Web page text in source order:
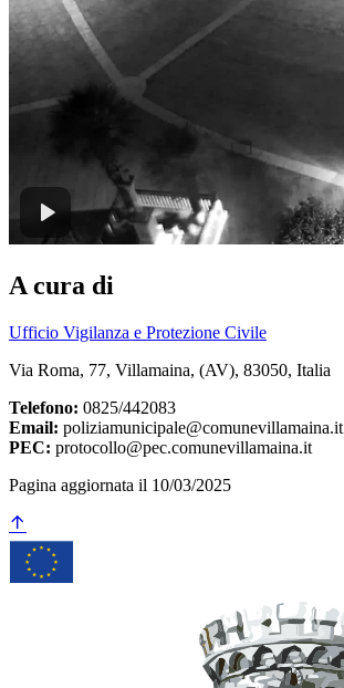
A cura di
Ufficio Vigilanza e Protezione Civile
Via Roma, 77, Villamaina, (AV), 83050, Italia
Telefono: 0825/442083
Email: poliziamunicipale@comunevillamaina.it
PEC: protocollo@pec.comunevillamaina.it
Pagina aggiornata il 10/03/2025